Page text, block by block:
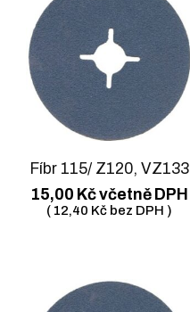
Fíbr 115/ Z120, VZ133
15,00 Kčvčetně DPH
( 12,40 Kč bez DPH )